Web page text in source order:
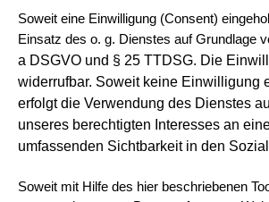
Soweit eine Einwilligung (Consent)
Einsatz des o. g. Dienstes auf Grundlage
a DSGVO und § 25 TTDSG. Die
widerrufbar. Soweit keine Einwilligung
erfolgt die Verwendung des Dienstes
unseres berechtigten Interesses an
umfassenden Sichtbarkeit in den
Soweit mit Hilfe des hier beschriebenen